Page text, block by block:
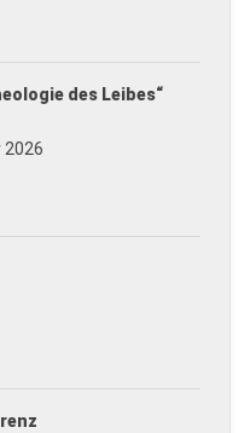
des Leibes“
2026